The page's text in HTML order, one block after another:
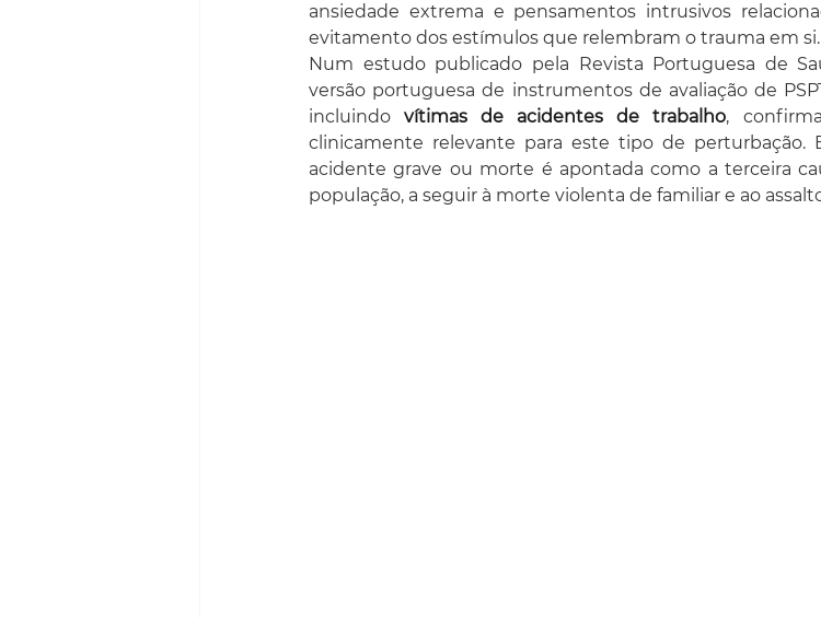
ansiedade extrema e pensamentos intrusivos
evitamento dos estímulos que relembram o trauma em si.
Num estudo publicado pela Revista Portuguesa de
versão portuguesa de instrumentos de avaliação de
incluindo vítimas de acidentes de trabalho,
clinicamente relevante para este tipo de perturbação.
acidente grave ou morte é apontada como a terceira
população, a seguir à morte violenta de familiar e ao